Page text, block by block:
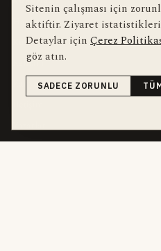
Hakkımızda
Künye
Reklam
Kariyer
Muhabirler
Sitenin çalışması için
aktiftir. Ziyaret istatistikleri
Detaylar için Çerez
göz atın.
SADECE ZORUNLU